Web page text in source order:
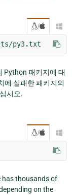
/ 
Python 패키지에 대
에 실패한 패키지의
시오.
/ 
has thousands of
on the